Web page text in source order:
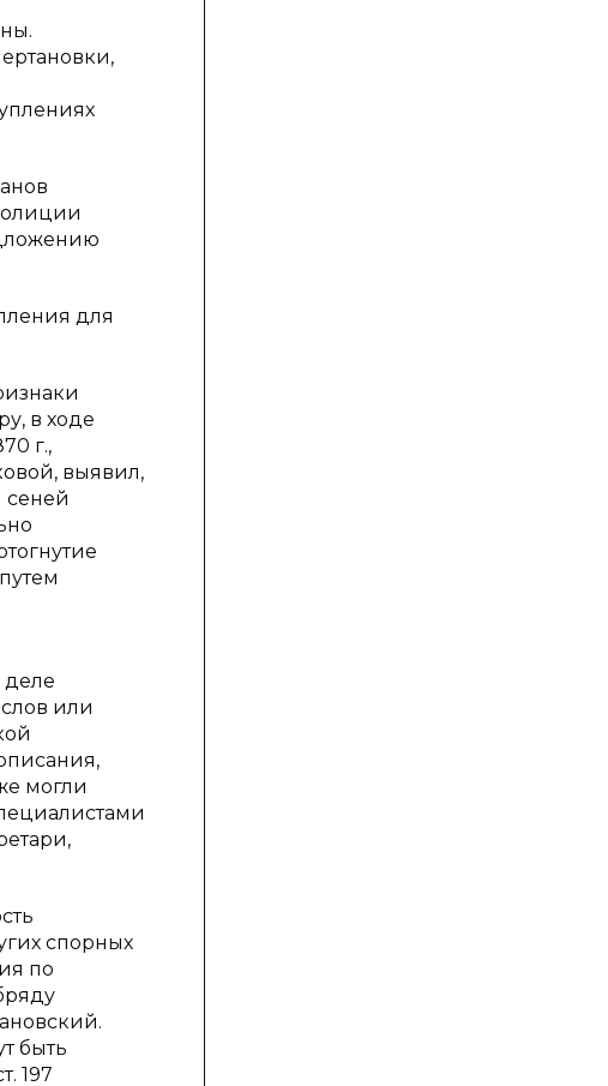
для
в ходе
г.,
выявил,
сеней
деле
или
могли
спорных
по
быть
197